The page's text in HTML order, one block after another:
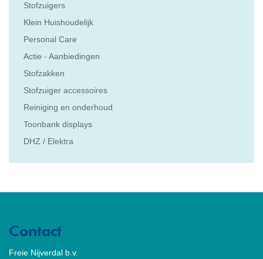
Stofzuigers
Klein Huishoudelijk
Personal Care
Actie - Aanbiedingen
Stofzakken
Stofzuiger accessoires
Reiniging en onderhoud
Toonbank displays
DHZ / Elektra
Contact
Freie Nijverdal b.v.